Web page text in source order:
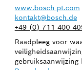
www.bosch-pt.com
kontakt@bosch.de
+49 (0) 711 400
Raadpleeg voor